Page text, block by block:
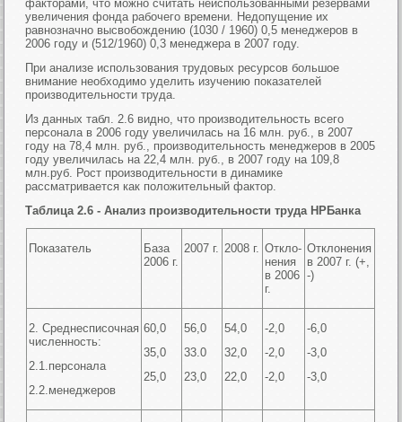
факторами, что можно считать неиспользованными резервами
увеличения фонда рабочего времени. Недопущение их
равнозначно высвобождению (1030 / 1960) 0,5 менеджеров в
2006 году и (512/1960) 0,3 менеджера в 2007 году.
При анализе использования трудовых ресурсов большое
внимание необходимо уделить изучению показателей
производительности труда.
Из данных табл. 2.6 видно, что производительность всего
персонала в 2006 году увеличилась на 16 млн. руб., в 2007
году на 78,4 млн. руб., производительность менеджеров в 2005
году увеличилась на 22,4 млн. руб., в 2007 году на 109,8
млн.руб. Рост производительности в динамике
рассматривается как положительный фактор.
Таблица 2.6 - Анализ производительности труда НРБанка
Показатель
База
2006 г.
2007 г. 2008 г. Откло-
нения
в 2006
г.
Отклонения
в 2007 г. (+,
-)
2. Среднесписочная
численность:
2.1.персонала
2.2.менеджеров
60,0
35,0
25,0
56,0
33.0
23,0
54,0
32,0
22,0
-2,0
-2,0
-2,0
-6,0
-3,0
-3,0